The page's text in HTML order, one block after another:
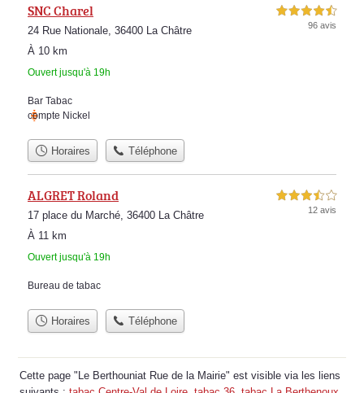
SNC Charel
24 Rue Nationale, 36400 La Châtre
À 10 km
Ouvert jusqu'à 19h
4,5 étoiles sur 5
96 avis
Bar Tabac
compte Nickel
Horaires Téléphone
ALGRET Roland
17 place du Marché, 36400 La Châtre
À 11 km
Ouvert jusqu'à 19h
3,5 étoiles sur 5
12 avis
Bureau de tabac
Horaires Téléphone
Cette page "Le Berthouniat Rue de la Mairie" est visible via les liens